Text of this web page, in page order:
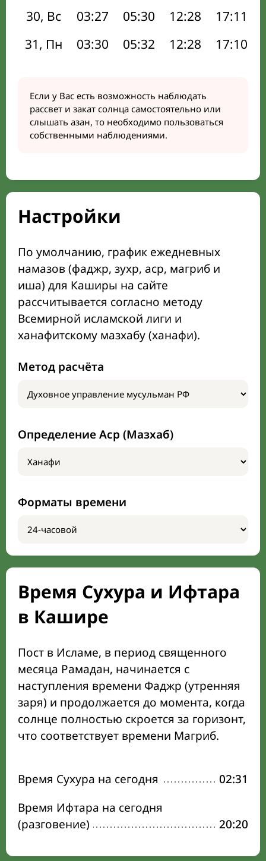
30, Вс
03:27 05:30 12:28 17:11
31, Пн
03:30 05:32 12:28 17:10
Если у Вас есть возможность наблюдать
рассвет и закат солнца самостоятельно или
слышать азан, то необходимо пользоваться
собственными наблюдениями.
Настройки
По умолчанию, график ежедневных
намазов (фаджр, зухр, аср, магриб и
иша) для Каширы на сайте
рассчитывается согласно методу
Всемирной исламской лиги и
ханафитскому мазхабу (ханафи).
Метод расчёта
Определение Аср (Мазхаб)
Форматы времени
Время Сухура и Ифтара
в Кашире
Пост в Исламе, в период священного
месяца Рамадан, начинается с
наступления времени Фаджр (утренняя
заря) и продолжается до момента, когда
солнце полностью скроется за горизонт,
что соответствует времени Магриб.
Время Сухура на сегодня
02:31
Время Ифтара на сегодня
(разговение)
20:20